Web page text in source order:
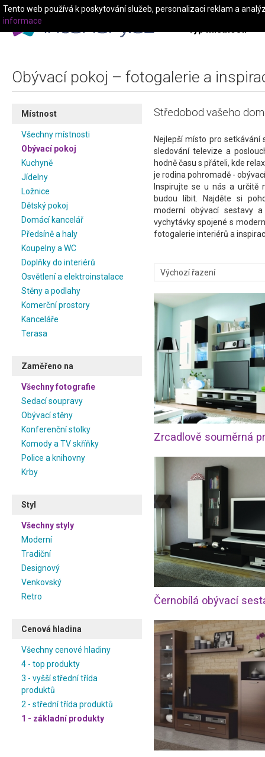
Typ místnosti
Obývací pokoj – fotogalerie a
Místnost
Všechny místnosti
Obývací pokoj
Kuchyně
Jídelny
Ložnice
Dětský pokoj
Domácí kancelář
Předsíně a haly
Koupelny a WC
Doplňky do interiérů
Osvětlení a elektroinstalace
Stěny a podlahy
Komerční prostory
Kanceláře
Terasa
Zaměřeno na
Všechny fotografie
Sedací soupravy
Obývací stěny
Konferenční stolky
Komody a TV skříňky
Police a knihovny
Krby
Styl
Všechny styly
Moderní
Tradiční
Designový
Venkovský
Retro
Cenová hladina
Všechny cenové hladiny
4 - top produkty
3 - vyšší střední třída
produktů
2 - střední třída produktů
1 - základní produkty
Středobod vašeho
Nejlepší místo pro
sledování televize a
hodně času s přáteli, kde
je rodina pohromadě -
Inspirujte se u nás a určitě
budou líbit. Najděte si
moderní obývací sestavy
vychytávky spojené s
fotogalerie interiérů a
Tento web používá k poskytování služeb, personalizaci reklam a
informace